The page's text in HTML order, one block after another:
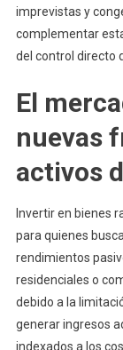
imprevistas y
complementar
del control directo
El
nuevas
activos
Invertir en bienes
para quienes
rendimientos
residenciales o
debido a la
generar ingresos
indexados a los